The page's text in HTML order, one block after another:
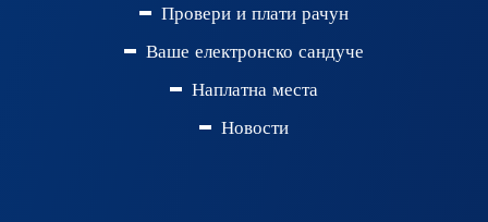
Провери и плати рачун
Ваше електронско сандуче
Наплатна места
Новости